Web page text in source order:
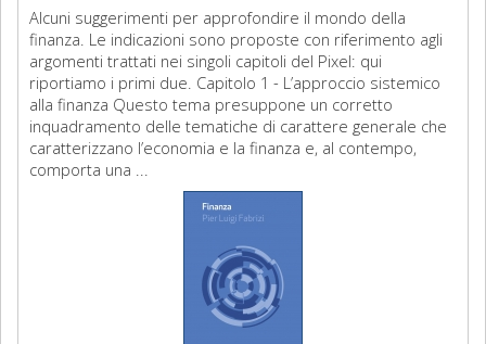
Alcuni suggerimenti per approfondire il mondo della
finanza. Le indicazioni sono proposte con riferimento agli
argomenti trattati nei singoli capitoli del Pixel: qui
riportiamo i primi due. Capitolo 1 - L’approccio sistemico
alla finanza Questo tema presuppone un corretto
inquadramento delle tematiche di carattere generale che
caratterizzano l’economia e la finanza e, al contempo,
comporta una ...